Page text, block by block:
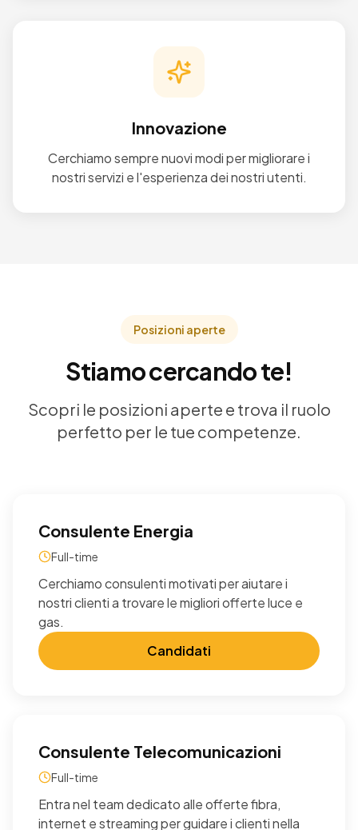
Innovazione
Cerchiamo sempre nuovi modi per migliorare i
nostri servizi e l'esperienza dei nostri utenti.
Posizioni aperte
Stiamo cercando te!
Scopri le posizioni aperte e trova il ruolo
perfetto per le tue competenze.
Consulente Energia
Full-time
Cerchiamo consulenti motivati per aiutare i
nostri clienti a trovare le migliori offerte luce e
gas.
Candidati
Consulente Telecomunicazioni
Full-time
Entra nel team dedicato alle offerte fibra,
internet e streaming per guidare i clienti nella